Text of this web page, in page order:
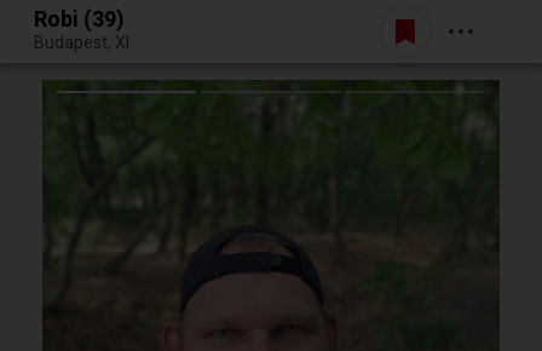
Egy jó randiból bármi lehet.
Belépés
Robi (39)
Budapest, XI.